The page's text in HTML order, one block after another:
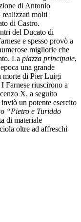
di Antonio
realizzati molti
di Castro.
del Ducato di
e spesso provò a
migliorie che
La piazza principale,
una grande
morte di Pier Luigi
Farnese riuscirono a
X, a seguito
un potente esercito
“Pietro e Turiddo
di materiale
oltre ad affreschi